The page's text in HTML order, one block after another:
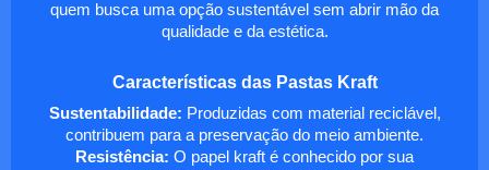
quem busca uma opção sustentável sem abrir mão da
qualidade e da estética.
Características das Pastas Kraft
Sustentabilidade: Produzidas com material reciclável,
contribuem para a preservação do meio ambiente.
Resistência: O papel kraft é conhecido por sua